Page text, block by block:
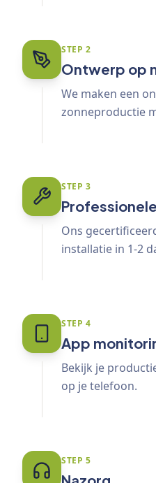
STEP 2
Ontwerp op
We maken een
zonneproductie
STEP 3
Ons
installatie in 1-2
STEP 4
App
Bekijk je
op je telefoon.
STEP 5